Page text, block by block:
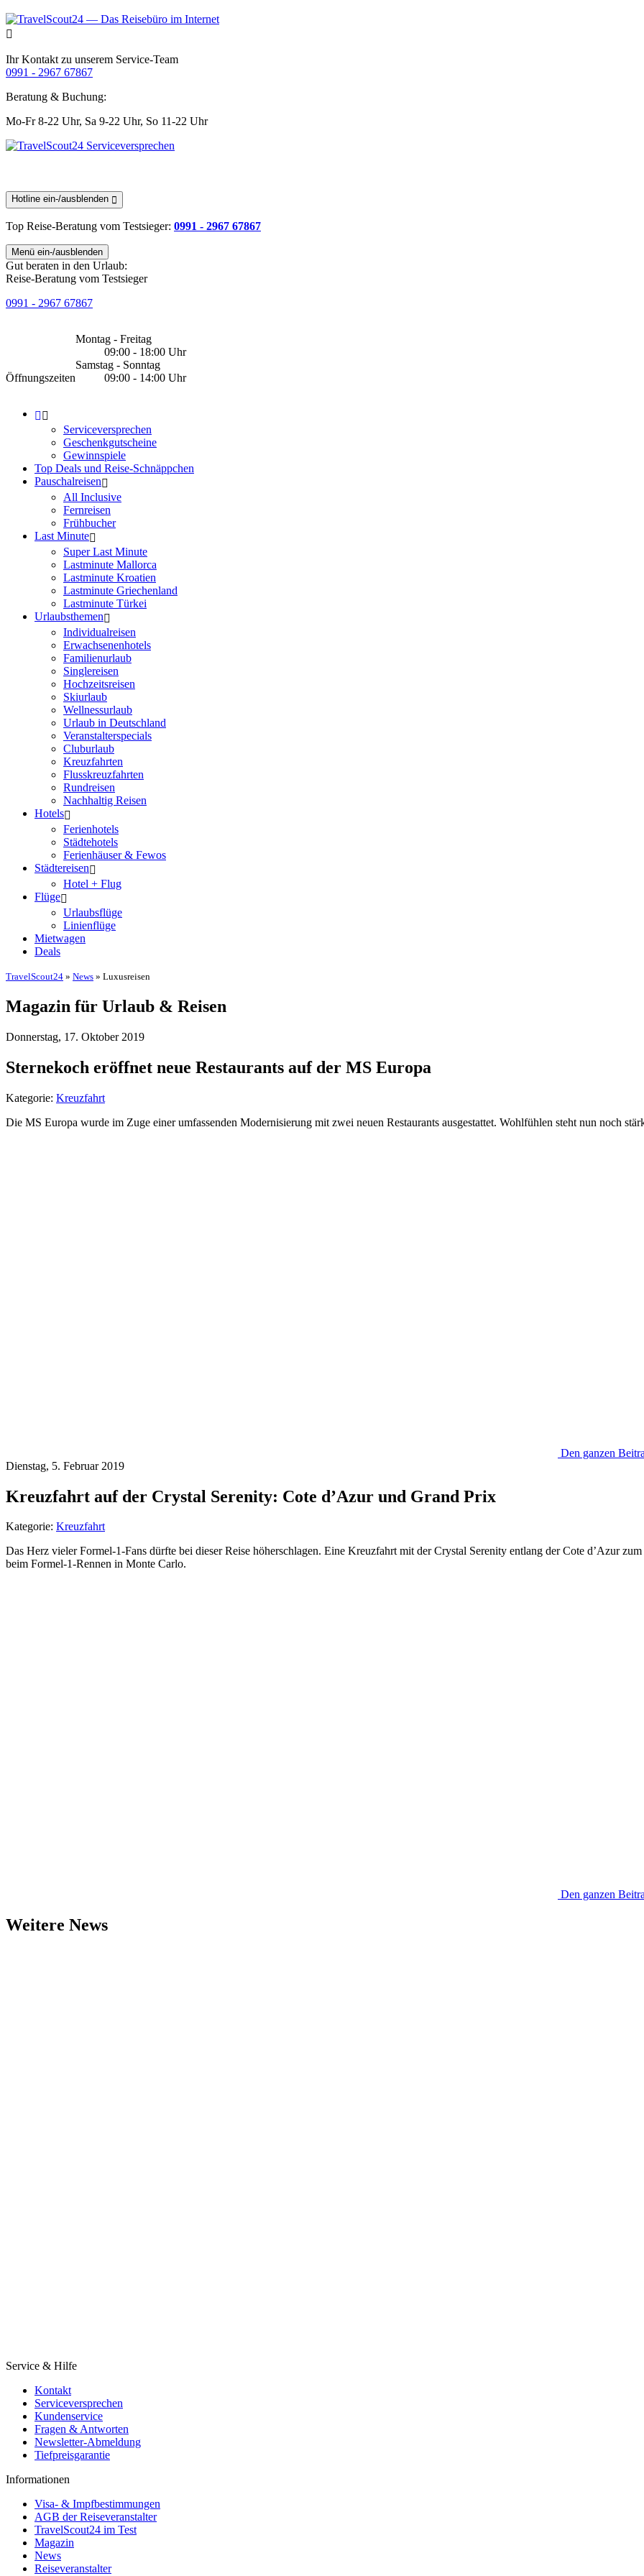
Ihr Kontakt zu unserem Service-Team
0991 - 2967 67867
Beratung & Buchung:
Mo-Fr 8-22 Uhr, Sa 9-22 Uhr, So 11-22 Uhr
Hotline ein-/ausblenden
Top Reise-Beratung vom Testsieger: 0991 - 2967 67867
Menü ein-/ausblenden
Gut beraten in den Urlaub:
Reise-Beratung vom Testsieger
0991 - 2967 67867
Öffnungszeiten
Montag - Freitag
09:00 - 18:00 Uhr
Samstag - Sonntag
09:00 - 14:00 Uhr
Serviceversprechen
Geschenkgutscheine
Gewinnspiele
Top Deals und Reise-Schnäppchen
Pauschalreisen
All Inclusive
Fernreisen
Frühbucher
Last Minute
Super Last Minute
Lastminute Mallorca
Lastminute Kroatien
Lastminute Griechenland
Lastminute Türkei
Urlaubsthemen
Individualreisen
Erwachsenenhotels
Familienurlaub
Singlereisen
Hochzeitsreisen
Skiurlaub
Wellnessurlaub
Urlaub in Deutschland
Veranstalterspecials
Cluburlaub
Kreuzfahrten
Flusskreuzfahrten
Rundreisen
Nachhaltig Reisen
Hotels
Ferienhotels
Städtehotels
Ferienhäuser & Fewos
Städtereisen
Hotel + Flug
Flüge
Urlaubsflüge
Linienflüge
Mietwagen
Deals
TravelScout24 » News » Luxusreisen
Magazin für Urlaub & Reisen
Donnerstag, 17. Oktober 2019
Sternekoch eröffnet neue Restaurants auf der MS Europa
Kategorie: Kreuzfahrt
Die MS Europa wurde im Zuge einer umfassenden Modernisierung mit zwei neuen Restaurants ausgestattet. Wohlfühlen steht nun noch
Den ganzen
Dienstag, 5. Februar 2019
Kreuzfahrt auf der Crystal Serenity: Cote d’Azur und Grand Prix
Kategorie: Kreuzfahrt
Das Herz vieler Formel-1-Fans dürfte bei dieser Reise höherschlagen. Eine Kreuzfahrt mit der Crystal Serenity entlang der Cote d’Azur
beim Formel-1-Rennen in Monte Carlo.
Den ganzen
Weitere News
Service & Hilfe
Kontakt
Serviceversprechen
Kundenservice
Fragen & Antworten
Newsletter-Abmeldung
Tiefpreisgarantie
Informationen
Visa- & Impfbestimmungen
AGB der Reiseveranstalter
TravelScout24 im Test
Magazin
News
Reiseveranstalter